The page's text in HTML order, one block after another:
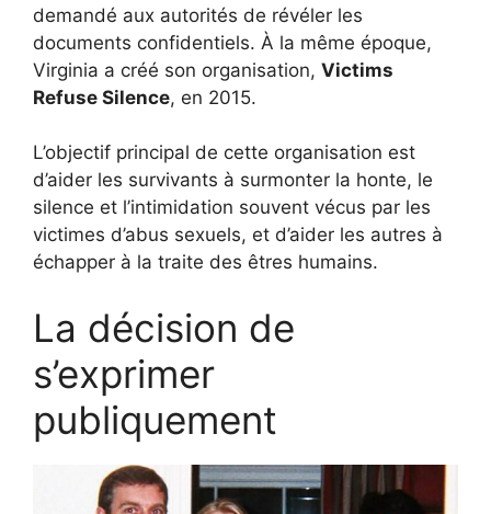
demandé aux autorités de révéler les
documents confidentiels. À la même époque,
Virginia a créé son organisation, Victims
Refuse Silence, en 2015.
L’objectif principal de cette organisation est
d’aider les survivants à surmonter la honte, le
silence et l’intimidation souvent vécus par les
victimes d’abus sexuels, et d’aider les autres à
échapper à la traite des êtres humains.
La décision de
s’exprimer
publiquement